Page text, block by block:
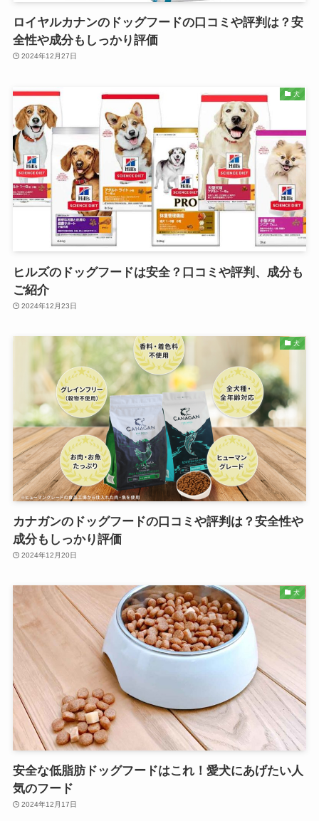
ロイヤルカナンのドッグフードの口コミや評判は？安
全性や成分もしっかり評価
2024年12月27日
犬
ヒルズのドッグフードは安全？口コミや評判、成分も
ご紹介
2024年12月23日
犬
カナガンのドッグフードの口コミや評判は？安全性や
成分もしっかり評価
2024年12月20日
犬
安全な低脂肪ドッグフードはこれ！愛犬にあげたい人
気のフード
2024年12月17日